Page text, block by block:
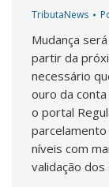
TributaNews
Mudança
partir da
necessário
ouro da
o portal
níveis com
validação